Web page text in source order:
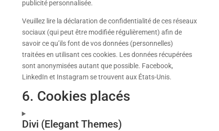
publicité personnalisée.
Veuillez lire la déclaration de confidentialité de ces réseaux
sociaux (qui peut être modifiée régulièrement) afin de
savoir ce qu’ils font de vos données (personnelles)
traitées en utilisant ces cookies. Les données récupérées
sont anonymisées autant que possible. Facebook,
LinkedIn et Instagram se trouvent aux États-Unis.
6. Cookies placés
Divi (Elegant Themes)